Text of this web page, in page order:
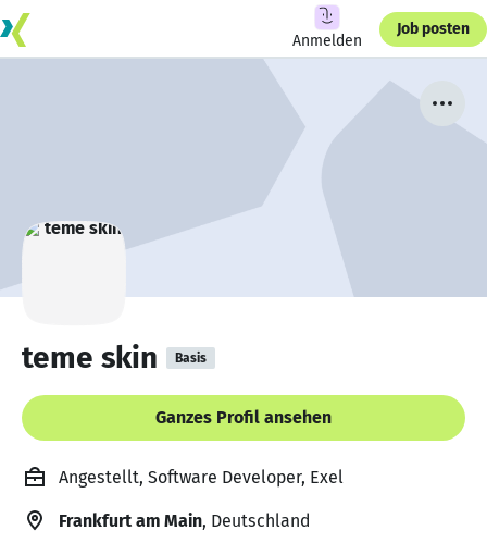
Anmelden
Job posten
teme skin Basis
Ganzes Profil ansehen
Angestellt, Software Developer, Exel
Frankfurt am Main, Deutschland